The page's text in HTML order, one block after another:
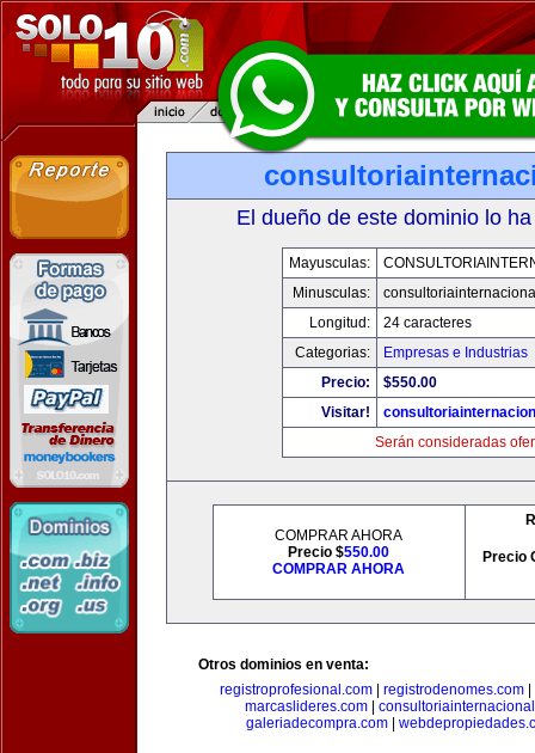
El dueño de este dominio lo
Mayusculas:
Minusculas:
Longitud:
24 caracteres
Categorias:
Empresas e Industrias
Precio:
$550.00
Visitar!
Serán consideradas
COMPRAR AHORA
Precio $550.00
COMPRAR AHORA
Precio
Otros dominios en venta:
registroprofesional.com| registrodenomes.com|
marcaslideres.com
galeriadecompra.com|